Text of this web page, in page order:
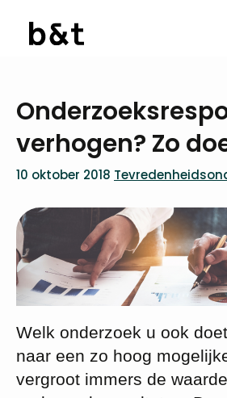
verhogen? Zo
10 oktober 2018
Welk onderzoek u ook
naar een zo hoog
vergroot immers de